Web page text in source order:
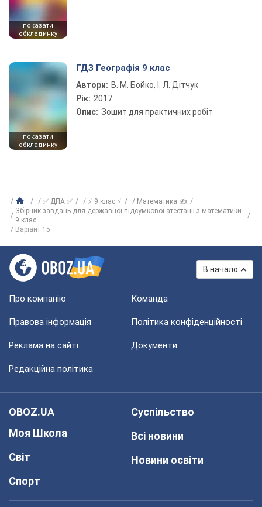
показати
обкладинку
показати
обкладинку
ГДЗ Географія 9 клас
Автори: В. М. Бойко, І. Л. Дітчук
Рік: 2017
Опис: Зошит для практичних робіт
✅ ДПА ✅ ⚡ 9 клас ⚡
Математика ✍
Збірник завдань для державної підсумкової атестації з математики
9 клас
Варіант 15
В начало
Про компанію Команда
Правова інформація Політика конфіденційності
Реклама на сайті Документи
Редакційна політика
OBOZ.UA
Моя Школа
Світ
Спорт
Суспільство
Всі новини
Новини освіти